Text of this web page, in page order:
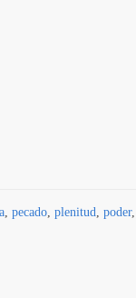
pecado plenitud poder,